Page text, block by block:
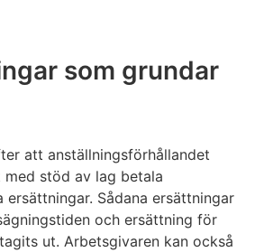
som grundar
att anställningsförhållandet
stöd av lag betala
ersättningar. Sådana ersättningar
och ersättning för
ut. Arbetsgivaren kan också